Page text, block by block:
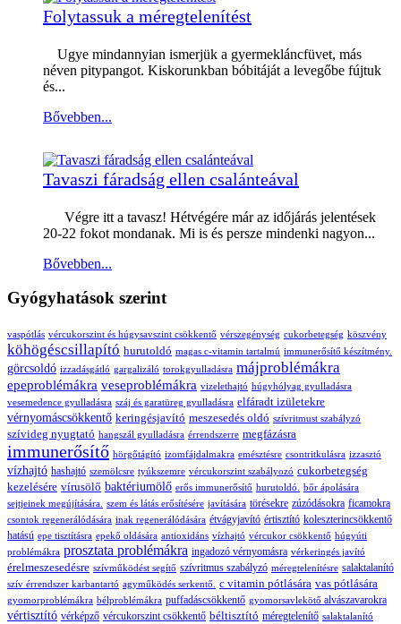
Folytassuk a méregtelenítést
Ugye mindannyian ismerjük a gyermekláncfüvet, más
néven pitypangot. Kiskorunkban bóbitáját a levegőbe fújtuk
és...
Bővebben...
Tavaszi fáradság ellen csalánteával
Végre itt a tavasz! Hétvégére már az időjárás jelentések
20-22 fokot mondanak. Mi is és persze mindenki nagyon...
Bővebben...
Gyógyhatások szerint
vaspótlás vércukorszint és húgysavszint csökkentő vérszegénység cukorbetegség köszvény
köhögéscsillapító hurutoldó magas c-vitamin tartalmú immunerősítő készítmény.
görcsoldó izzadásgátló gargalizáló torokgyulladásra májproblémákra
epeproblémákra veseproblémákra vizelethajtó húgyhólyag gyulladásra
vesemedence gyulladásra száj és garatüreg gyulladásra elfáradt izületekre
vérnyomáscsökkentő keringésjavító meszesedés oldó szívritmust szabályzó
szívideg nyugtató hangszál gyulladásra érrendszerre megfázásra
immunerősítő hörgőtágító izomfájdalmakra emésztésre csontritkulásra izzasztó
vízhajtó hashajtó szemölcsre tyúkszemre vércukorszint szabályozó cukorbetegség
kezelésére vírusölő baktériumölő erős immunerősítő hurutoldó.
bőr ápolására
sejtjeinek megújítására. szem és látás erősítésére javítására törésekre zúzódásokra ficamokra
csontok regenerálódására inak regenerálódására étvágyjavító értisztító koleszterincsökkentő
hatású epe tisztításra epekő oldására antioxidáns vízhajtó vércukor csökkentő húgyúti
problémákra prosztata problémákra ingadozó vérnyomásra vérkeringés javító
érelmeszesedésre szívműködést segítő szívritmus szabályzó méregtelenítésre salaktalanító
szív érrendszer karbantartó agyműködés serkentő. c vitamin pótlására vas pótlására
gyomorproblémákra bélproblémákra puffadáscsökkentő gyomorsavlekötő alvászavarokra
vértisztító vérképző vércukorszint csökkentő béltisztító méregtelenítő salaktalanító